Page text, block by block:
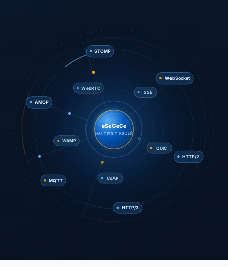
WebSocket
HTTP/2
HTTP/3
MQTT
STOMP
CoAP
eSeGeCe
NATYWNY RDZEŃ